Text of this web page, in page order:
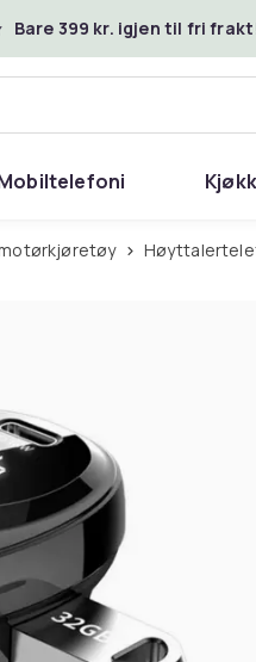
Bare 399 kr. igjen til fri
motørkjøretøy